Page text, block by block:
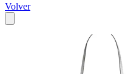
Volver